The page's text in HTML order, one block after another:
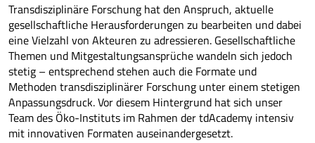
Transdisziplinäre Forschung hat den Anspruch, aktuelle
gesellschaftliche Herausforderungen zu bearbeiten und dabei
eine Vielzahl von Akteuren zu adressieren. Gesellschaftliche
Themen und Mitgestaltungsansprüche wandeln sich jedoch
stetig – entsprechend stehen auch die Formate und
Methoden transdisziplinärer Forschung unter einem stetigen
Anpassungsdruck. Vor diesem Hintergrund hat sich unser
Team des Öko-Instituts im Rahmen der tdAcademy intensiv
mit innovativen Formaten auseinandergesetzt.